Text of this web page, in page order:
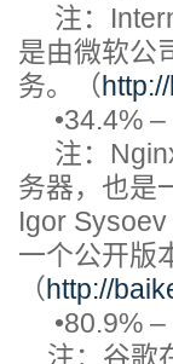
注：
是由微软公
务。（
•34.4% –
注：Nginx
务器，也是
Igor
一个公开版
（http://
•80.9% –
注：谷歌